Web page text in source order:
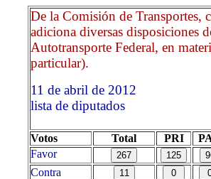
De la Comisión de Transportes,
adiciona diversas disposiciones
Autotransporte Federal, en
particular).
11 de abril de 2012
lista de diputados
Votos Total PRI
Favor
Contra